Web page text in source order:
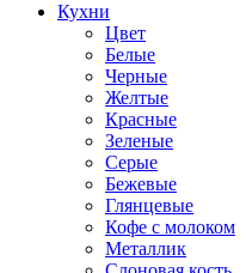
Кухни
Цвет
Белые
Черные
Желтые
Красные
Зеленые
Серые
Бежевые
Глянцевые
Кофе с молоком
Металлик